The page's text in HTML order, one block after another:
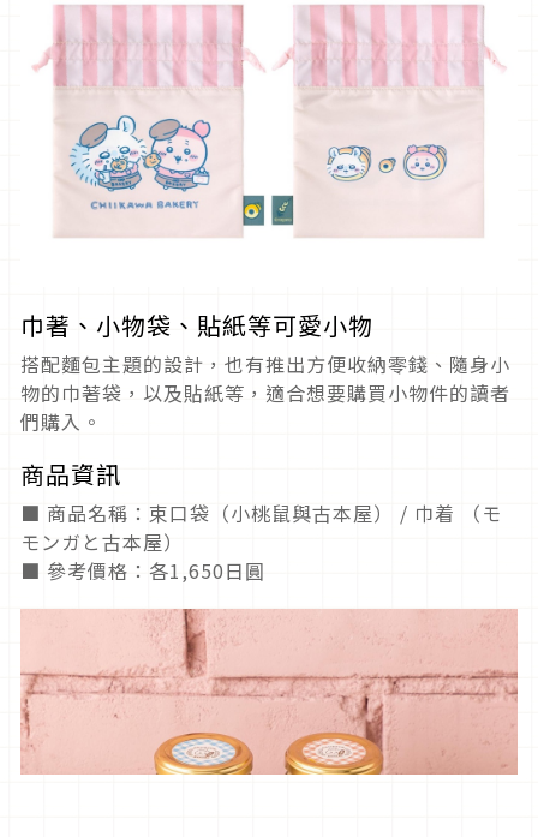
巾著、小物袋、貼紙等可愛小物
搭配麵包主題的設計，也有推出方便收納零錢、隨身小
物的巾著袋，以及貼紙等，適合想要購買小物件的讀者
們購入。
商品資訊
■ 商品名稱：束口袋（小桃鼠與古本屋） / 巾着 （モ
モンガと古本屋）
■ 參考價格：各1,650日圓